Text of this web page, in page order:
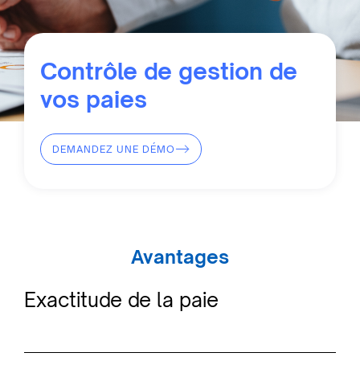
Contrôle de gestion de
vos paies
DEMANDEZ UNE DÉMO
Avantages
Exactitude de la paie